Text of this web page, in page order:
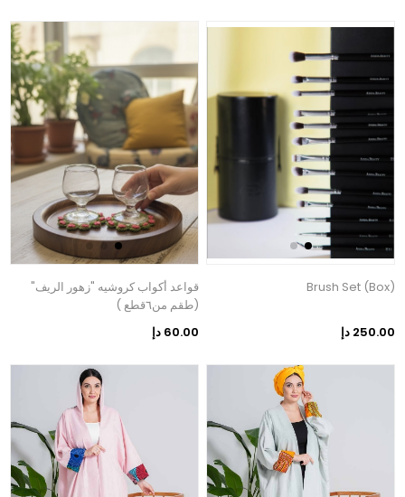
Brush Set (Box)
250.00 دإ
قواعد أكواب كروشيه "زهور الريف"
(طقم من٦قطع )
60.00 دإ